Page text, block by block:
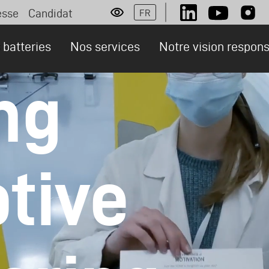
Candidat FR
Social
batteries Nos services Notre vision